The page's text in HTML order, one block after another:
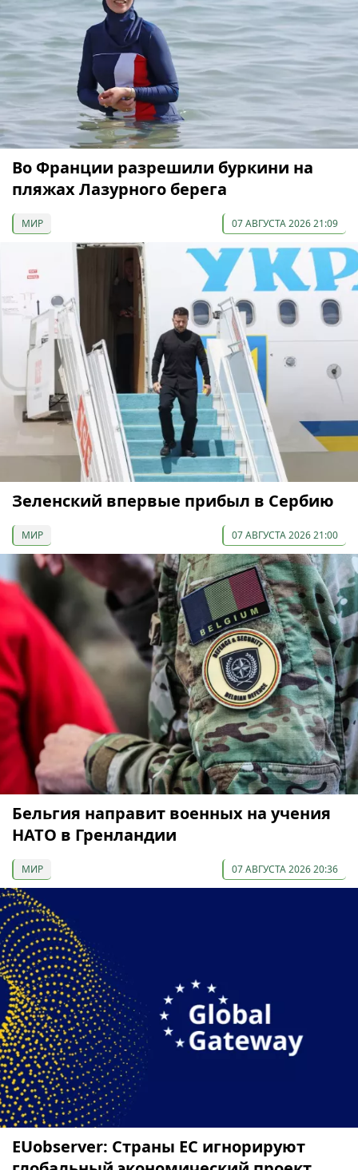
Во Франции разрешили буркини на
пляжах Лазурного берега
МИР 07 АВГУСТА 2026 21:09
Зеленский впервые прибыл в Сербию
МИР 07 АВГУСТА 2026 21:00
Бельгия направит военных на учения
НАТО в Гренландии
МИР 07 АВГУСТА 2026 20:36
EUobserver: Страны ЕС игнорируют